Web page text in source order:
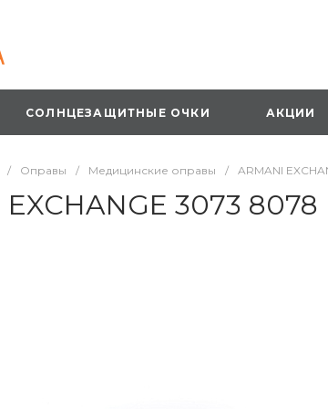
СОЛНЦЕЗАЩИТНЫЕ ОЧКИ АКЦИИ
/ Оправы / Медицинские оправы / ARMANI
3073 8078